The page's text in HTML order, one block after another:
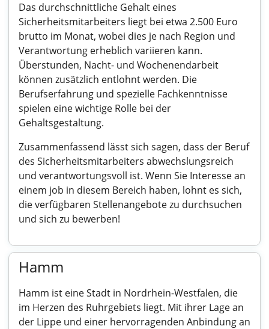
Das durchschnittliche Gehalt eines
Sicherheitsmitarbeiters liegt bei etwa 2.500 Euro
brutto im Monat, wobei dies je nach Region und
Verantwortung erheblich variieren kann.
Überstunden, Nacht- und Wochenendarbeit
können zusätzlich entlohnt werden. Die
Berufserfahrung und spezielle Fachkenntnisse
spielen eine wichtige Rolle bei der
Gehaltsgestaltung.
Zusammenfassend lässt sich sagen, dass der Beruf
des Sicherheitsmitarbeiters abwechslungsreich
und verantwortungsvoll ist. Wenn Sie Interesse an
einem job in diesem Bereich haben, lohnt es sich,
die verfügbaren Stellenangebote zu durchsuchen
und sich zu bewerben!
Hamm
Hamm ist eine Stadt in Nordrhein-Westfalen, die
im Herzen des Ruhrgebiets liegt. Mit ihrer Lage an
der Lippe und einer hervorragenden Anbindung an